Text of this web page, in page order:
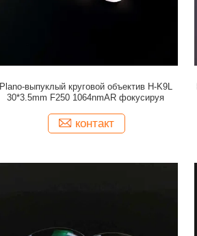
Plano-выпуклый круговой объектив H-K9L
30*3.5mm F250 1064nmAR фокусируя
контакт